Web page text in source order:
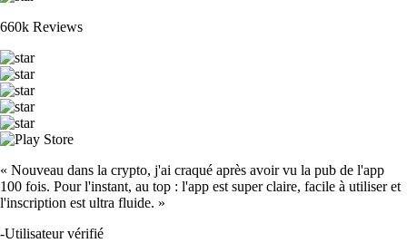
660k Reviews
« Nouveau dans la crypto, j'ai craqué après avoir vu la pub de l'app
100 fois. Pour l'instant, au top : l'app est super claire, facile à utiliser et
l'inscription est ultra fluide. »
-Utilisateur vérifié